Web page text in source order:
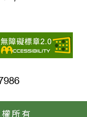
所有